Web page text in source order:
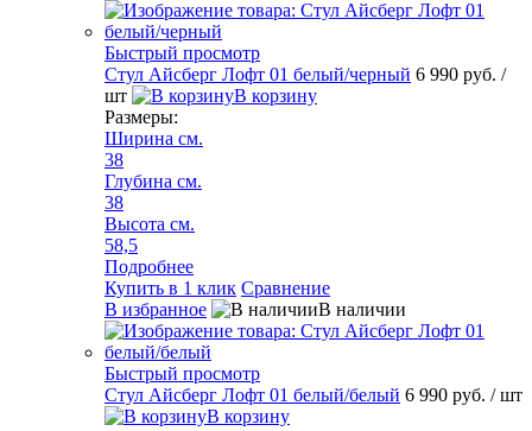
Быстрый просмотр
Стул Айсберг Лофт 01 белый/черный 6 990 руб. /
шт
В корзину
Размеры:
Ширина см.
38
Глубина см.
38
Высота см.
58,5
Подробнее
Купить в 1 клик Сравнение
В избранное
В наличии
Быстрый просмотр
Стул Айсберг Лофт 01 белый/белый 6 990 руб. / шт
В корзину